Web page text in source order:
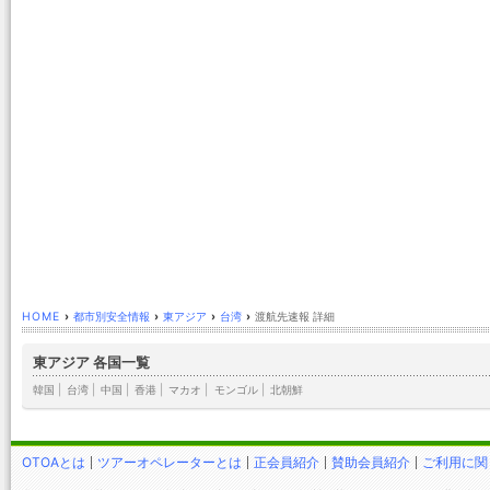
HOME › 都市別安全情報 › 東アジア › 台湾 › 渡航先速報 詳細
東アジア 各国一覧
韓国 台湾 中国 香港 マカオ モンゴル| 北朝鮮
OTOAとは ツアーオペレーターとは 正会員紹介 賛助会員紹介 ご利用に